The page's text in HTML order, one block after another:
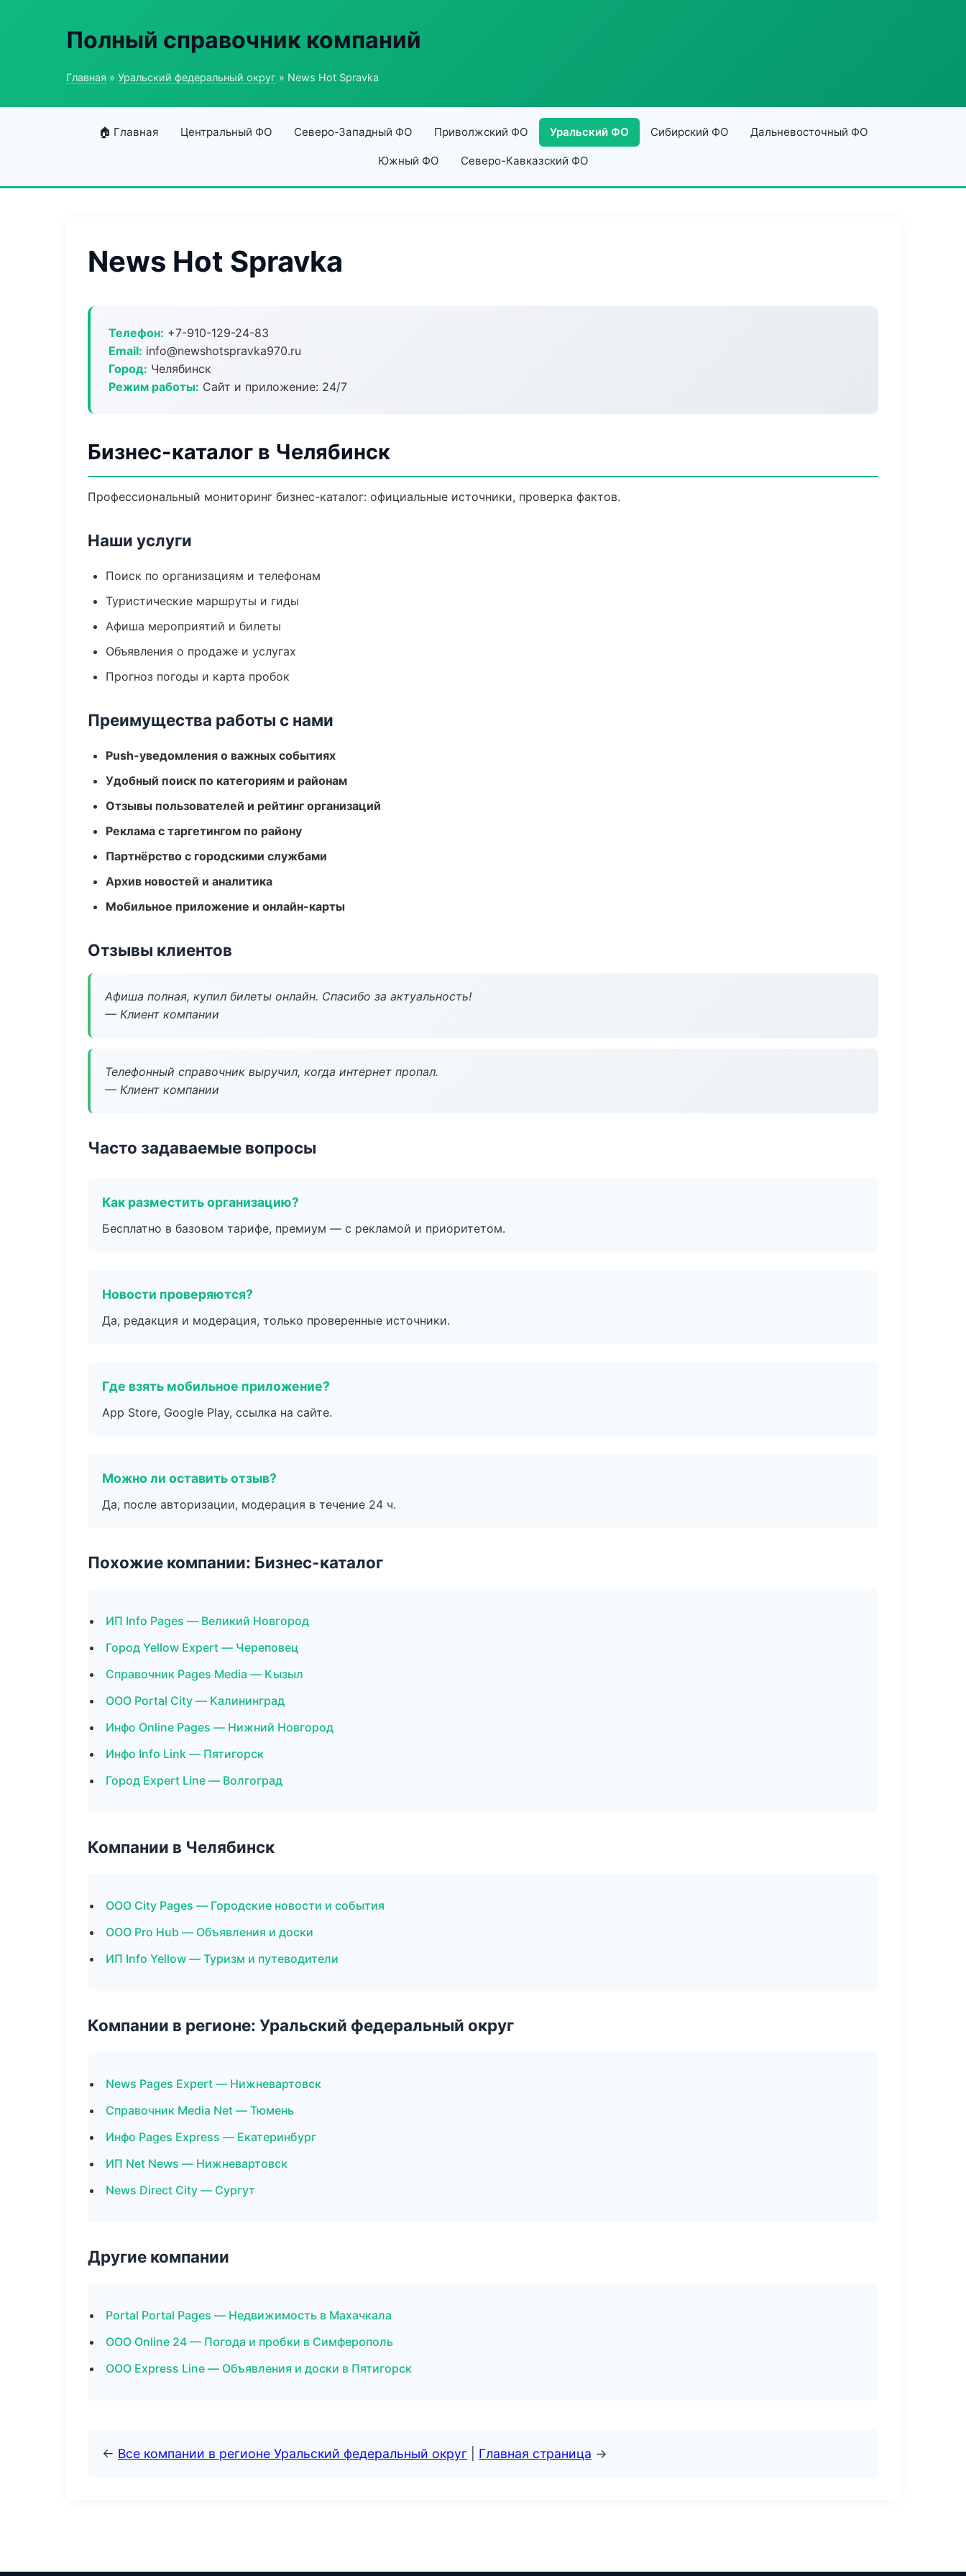
Полный справочник компаний
Главная » Уральский федеральный округ » News Hot Spravka
🏠 Главная Центральный ФО Северо-Западный ФО Приволжский ФО Уральский ФО Сибирский ФО Дальневосточный ФО
Южный ФО Северо-Кавказский ФО
News Hot Spravka
Телефон: +7-910-129-24-83
Email: info@newshotspravka970.ru
Город: Челябинск
Режим работы: Сайт и приложение: 24/7
Бизнес-каталог в Челябинск
Профессиональный мониторинг бизнес-каталог: официальные источники, проверка фактов.
Наши услуги
Поиск по организациям и телефонам
Туристические маршруты и гиды
Афиша мероприятий и билеты
Объявления о продаже и услугах
Прогноз погоды и карта пробок
Преимущества работы с нами
Push-уведомления о важных событиях
Удобный поиск по категориям и районам
Отзывы пользователей и рейтинг организаций
Реклама с таргетингом по району
Партнёрство с городскими службами
Архив новостей и аналитика
Мобильное приложение и онлайн-карты
Отзывы клиентов
Афиша полная, купил билеты онлайн. Спасибо за актуальность!
— Клиент компании
Телефонный справочник выручил, когда интернет пропал.
— Клиент компании
Часто задаваемые вопросы
Как разместить организацию?
Бесплатно в базовом тарифе, премиум — с рекламой и приоритетом.
Новости проверяются?
Да, редакция и модерация, только проверенные источники.
Где взять мобильное приложение?
App Store, Google Play, ссылка на сайте.
Можно ли оставить отзыв?
Да, после авторизации, модерация в течение 24 ч.
Похожие компании: Бизнес-каталог
ИП Info Pages — Великий Новгород
Город Yellow Expert — Череповец
Справочник Pages Media — Кызыл
ООО Portal City — Калининград
Инфо Online Pages — Нижний Новгород
Инфо Info Link — Пятигорск
Город Expert Line — Волгоград
Компании в Челябинск
ООО City Pages — Городские новости и события
ООО Pro Hub — Объявления и доски
ИП Info Yellow — Туризм и путеводители
Компании в регионе: Уральский федеральный округ
News Pages Expert — Нижневартовск
Справочник Media Net — Тюмень
Инфо Pages Express — Екатеринбург
ИП Net News — Нижневартовск
News Direct City — Сургут
Другие компании
Portal Portal Pages — Недвижимость в Махачкала
ООО Online 24 — Погода и пробки в Симферополь
ООО Express Line — Объявления и доски в Пятигорск
← Все компании в регионе Уральский федеральный округ Главная страница →